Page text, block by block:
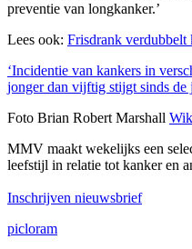
preventie van longkanker.’
Lees ook: Frisdrank verdubbelt
‘Incidentie van kankers in
jonger dan vijftig stijgt sinds de
Foto Brian Robert Marshall
MMV maakt wekelijks een
leefstijl in relatie tot kanker en
Inschrijven nieuwsbrief
picloram